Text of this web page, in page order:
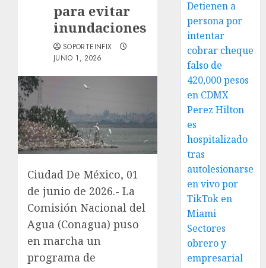
para evitar
inundaciones
SOPORTEINFIX
JUNIO 1, 2026
Ciudad De México, 01
de junio de 2026.- La
Comisión Nacional del
Agua (Conagua) puso
en marcha un
programa de
Detienen a
persona por
intentar
cobrar cheque
falso de
420,000 pesos
en CDMX
Perez Hilton
es
hospitalizado
tras
autolesionarse
en vivo por
TikTok en
Miami
Sectores
obrero y
empresarial